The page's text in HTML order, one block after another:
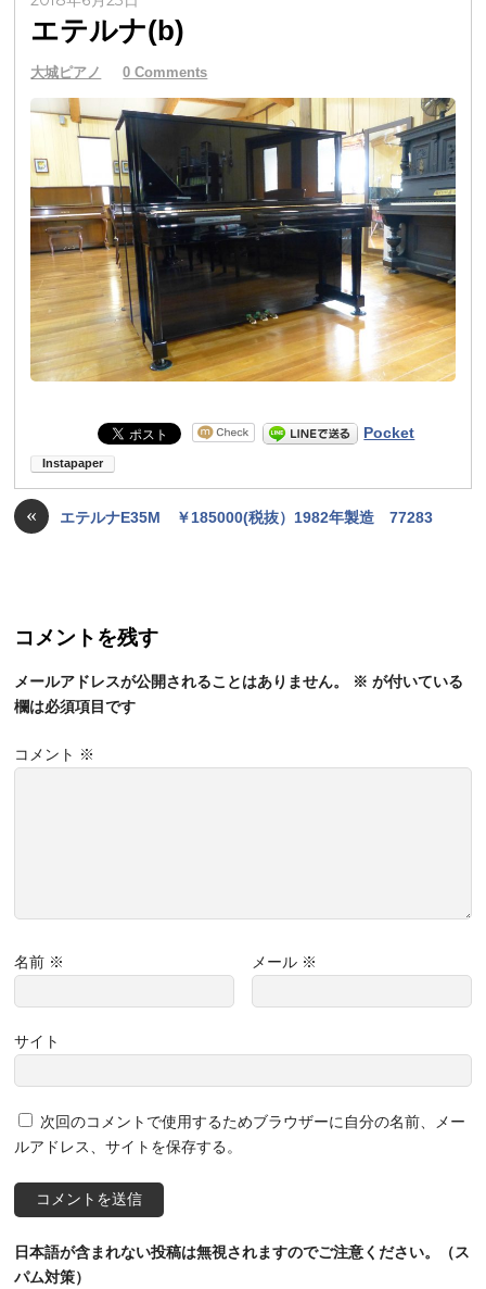
エテルナ(b)
大城ピアノ 0 Comments
Pocket
« エテルナE35M ￥185000(税抜）1982年製造 77283
コメントを残す
メールアドレスが公開されることはありません。 ※ が付いている
欄は必須項目です
コメント ※
名前 ※ メール ※
サイト
次回のコメントで使用するためブラウザーに自分の名前、メー
ルアドレス、サイトを保存する。
日本語が含まれない投稿は無視されますのでご注意ください。（ス
パム対策）